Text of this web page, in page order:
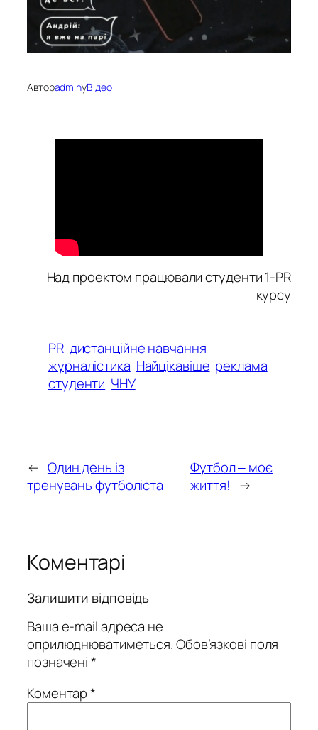
АвторadminуВідео
Над проектом працювали студенти 1-PR
курсу
PR дистанційне навчання
журналістика Найцікавіше реклама
студенти ЧНУ
← Один день із
тренувань футболіста
Футбол ‒ моє
життя! →
Коментарі
Залишити відповідь
Ваша e-mail адреса не
оприлюднюватиметься.Обов’язкові поля
позначені*
Коментар*